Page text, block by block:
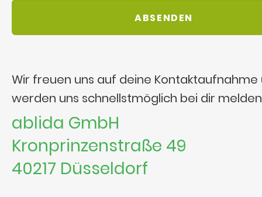
Wir freuen uns auf deine Kontaktaufnahme
werden uns schnellstmöglich bei dir
ablida GmbH
Kronprinzenstraße 49
40217 Düsseldorf